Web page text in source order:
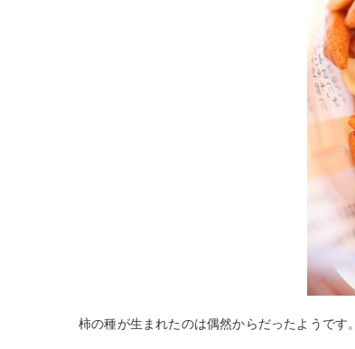
柿の種が生まれたのは偶然からだったようです。